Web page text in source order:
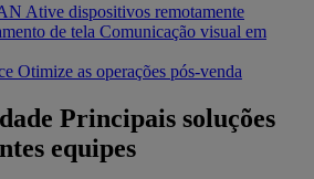
Ative dispositivos remotamente
de tela Comunicação visual em
Otimize as operações pós-venda
Principais soluções
equipes